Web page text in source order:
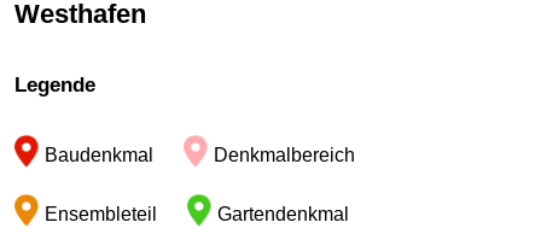
Westhafen
+
Legende
Baudenkmal Denkmalbereich
Ensembleteil Gartendenkmal